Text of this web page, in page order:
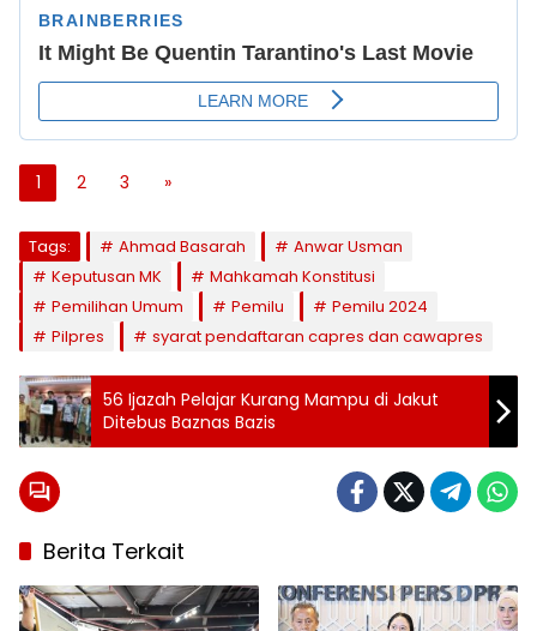
1 2 3 »
Tags: Ahmad Basarah
Anwar Usman
Keputusan MK
Mahkamah Konstitusi
Pemilihan Umum
Pemilu
Pemilu 2024
Pilpres
syarat pendaftaran capres dan cawapres
56 Ijazah Pelajar Kurang Mampu di Jakut
Ditebus Baznas Bazis
Berita Terkait